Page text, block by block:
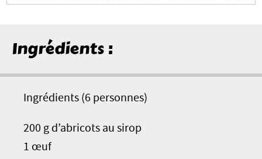
Ingrédients :
Ingrédients (6 personnes)
200 g d’abricots au sirop
1 œuf